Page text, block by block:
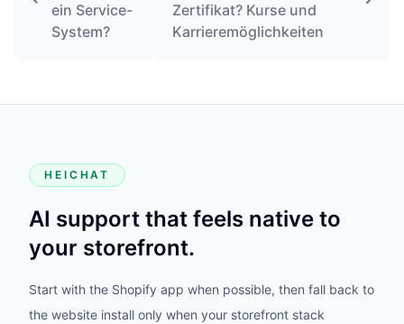
ein Service-
System?
Zertifikat? Kurse und
Karrieremöglichkeiten
HEICHAT
AI support that feels native to
your storefront.
Start with the Shopify app when possible, then fall back to
the website install only when your storefront stack